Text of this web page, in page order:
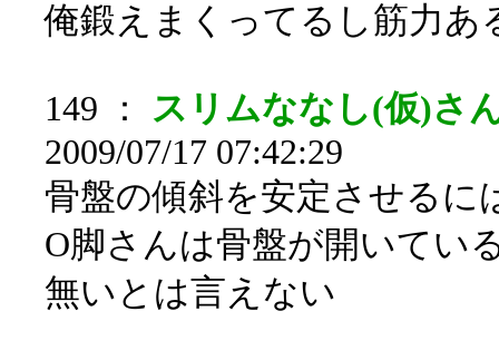
俺鍛えまくってるし筋力あ
149 ：
スリムななし(仮)さ
2009/07/17 07:42:29
骨盤の傾斜を安定させるに
O脚さんは骨盤が開いてい
無いとは言えない